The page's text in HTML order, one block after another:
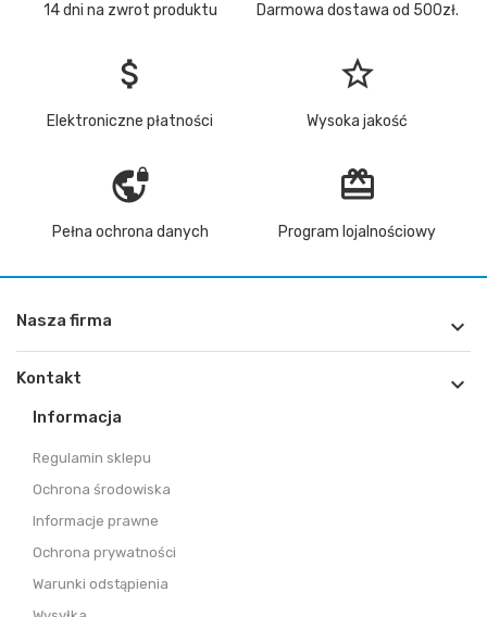
14 dni na zwrot produktu Darmowa dostawa od 500zł.
attach_money
Elektroniczne płatności
star_border
Wysoka jakość
vpn_lock
Pełna ochrona danych
redeem
Program lojalnościowy
Nasza firma 
Kontakt 
Informacja
Regulamin sklepu
Ochrona środowiska
Informacje prawne
Ochrona prywatności
Warunki odstąpienia